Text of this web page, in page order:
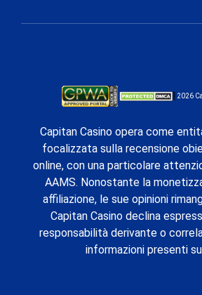
2026
Capitan Casino opera come
focalizzata sulla recensione
online, con una particolare
AAMS. Nonostante la
affiliazione, le sue opinioni
Capitan Casino declina
responsabilità derivante o
informazioni presenti